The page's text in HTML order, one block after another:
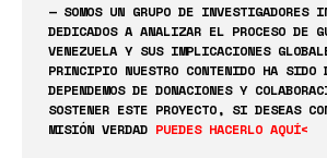
— SOMOS UN GRUPO DE INVESTIGADORES
DEDICADOS A ANALIZAR EL PROCESO DE
VENEZUELA Y SUS IMPLICACIONES
PRINCIPIO NUESTRO CONTENIDO HA
DEPENDEMOS DE DONACIONES Y
SOSTENER ESTE PROYECTO, SI DESEAS
MISIÓN VERDAD PUEDES HACERLO AQUÍ<